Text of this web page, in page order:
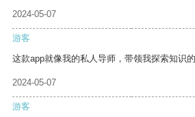
2024-05-07
游客
这款app就像我的私人导师，带领我探索知识的
2024-05-07
游客